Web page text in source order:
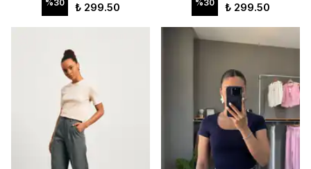
%30 ₺ 299.50 %30 ₺ 299.50